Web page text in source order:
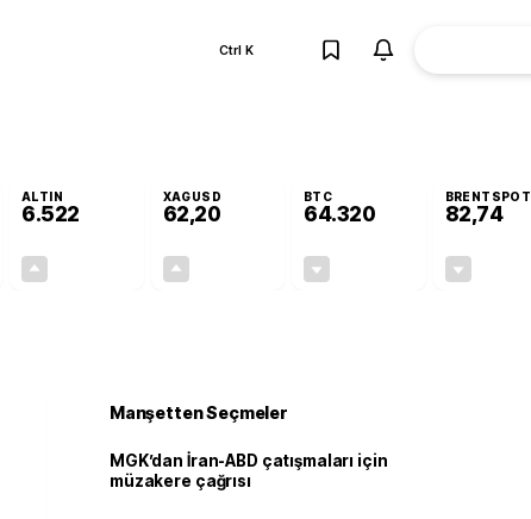
Ctrl K
ALTIN
6.522
XAGUSD
62,20
BTC
64.320
BRENTSPOT
82,74
Manşetten Seçmeler
MGK’dan İran-ABD çatışmaları için
müzakere çağrısı